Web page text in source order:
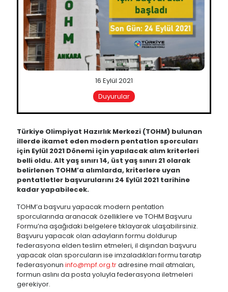
16 Eylül 2021
Duyurular
Türkiye Olimpiyat Hazırlık Merkezi (TOHM) bulunan
illerde ikamet eden modern pentatlon sporcuları
için Eylül 2021 Dönemi için yapılacak alım kriterleri
belli oldu. Alt yaş sınırı 14, üst yaş sınırı 21 olarak
belirlenen TOHM’a alımlarda, kriterlere uyan
pentatletler başvurularını 24 Eylül 2021 tarihine
kadar yapabilecek.
TOHM’a başvuru yapacak modern pentatlon
sporcularında aranacak özelliklere ve TOHM Başvuru
Formu’na aşağıdaki belgelere tıklayarak ulaşabilirsiniz.
Başvuru yapacak olan adayların formu doldurup
federasyona elden teslim etmeleri, il dışından başvuru
yapacak olan sporcuların ise imzaladıkları formu taratıp
federasyonun info@mpf.org.tradresine mail atmaları,
formun aslını da posta yoluyla federasyona iletmeleri
gerekiyor.